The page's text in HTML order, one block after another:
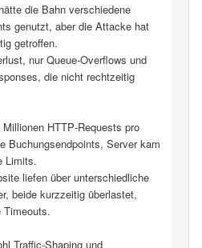
die Bahn verschiedene
genutzt, aber die Attacke hat
getroffen.
nur Queue‑Overflows und
die nicht rechtzeitig
HTTP‑Requests pro
Buchungsendpoints, Server kam
Limits.
liefen über unterschiedliche
beide kurzzeitig überlastet,
Timeouts.
Traffic‑Shaping und